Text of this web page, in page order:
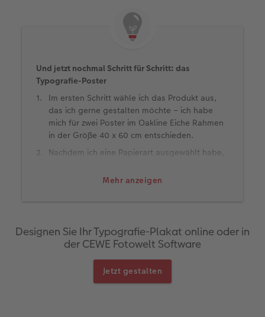
Mehr anzeigen
Und jetzt nochmal Schritt für Schritt: das
Typografie-Poster
Im ersten Schritt wähle ich das Produkt aus,
das ich gerne gestalten möchte – ich habe
mich für zwei Poster im Oakline Eiche Rahmen
in der Größe 40 x 60 cm entschieden.
Nachdem ich eine Papierart ausgewählt habe,
persönlich am meisten Spaß macht: die
Hintergrundfarbe auf die restliche Oberfläche.
Jetzt geht’s um die Typo: Im Bereich „Text“
auf meinem Hintergrund. Dann fehlt nur noch
die Schrift. Die kann ich hier einfach eingeben,
Designen Sie Ihr Typografie-Plakat online oder in
der CEWE Fotowelt Software
Jetzt gestalten